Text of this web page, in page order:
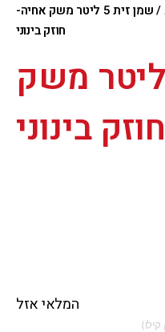
/ שמן זית 5 ליטר משק אחיה-
חוזק בינוני
שמן זית 5 ליטר משק
בינוני
המלאי אזל